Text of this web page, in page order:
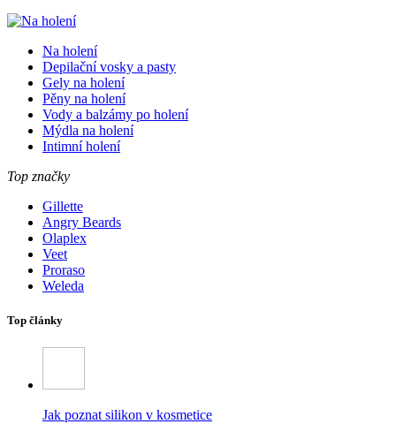
Na holení
Depilační vosky a pasty
Gely na holení
Pěny na holení
Vody a balzámy po holení
Mýdla na holení
Intimní holení
Top značky
Gillette
Angry Beards
Olaplex
Veet
Proraso
Weleda
Top články
Jak poznat silikon v kosmetice